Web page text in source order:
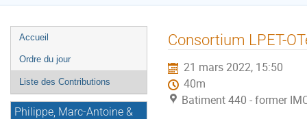
Menu
de
l'événement
Accueil
Ordre du jour
Liste des Contributions
Philippe, Marc-Antoine &
Consortium LPET-
21 mars 2022, 15:50
40m
Batiment 440 - former